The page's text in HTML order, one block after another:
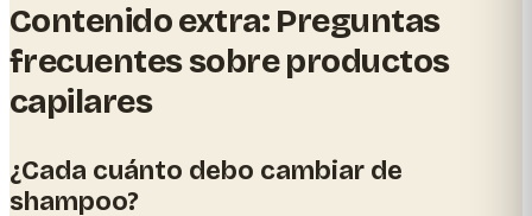
Contenido extra: Preguntas
frecuentes sobre productos
capilares
¿Cada cuánto debo cambiar de
shampoo?